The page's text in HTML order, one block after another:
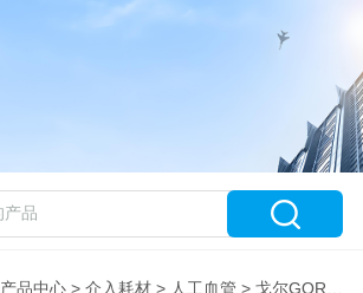
产品中心 >介入耗材 > 人工血管 > 戈尔GORE-TEX®人工血管HT064050W